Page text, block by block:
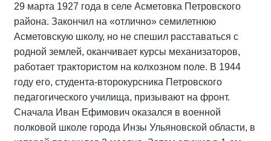
29 марта 1927 года в селе Асметовка Петровского
района. Закончил на «отлично» семилетнюю
Асметовскую школу, но не спешил расставаться с
родной землей, оканчивает курсы механизаторов,
работает трактористом на колхозном поле. В 1944
году его, студента-второкурсника Петровского
педагогического училища, призывают на фронт.
Сначала Иван Ефимович оказался в военной
полковой школе города Инзы Ульяновской области, в